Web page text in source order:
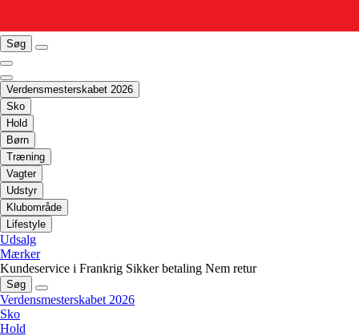
Søg
Verdensmesterskabet 2026
Sko
Hold
Børn
Træning
Vagter
Udstyr
Klubområde
Lifestyle
Udsalg
Mærker
Kundeservice i Frankrig Sikker betaling Nem retur
Søg
Verdensmesterskabet 2026
Sko
Hold